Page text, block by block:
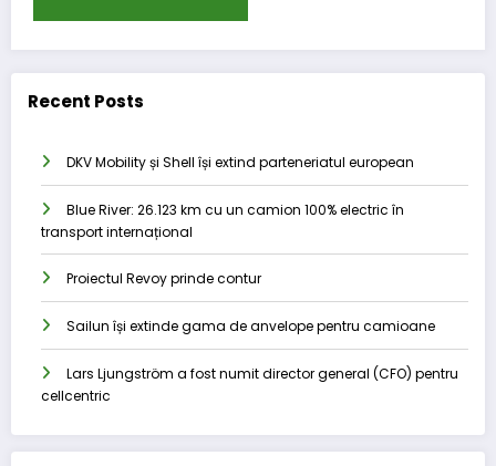
Recent Posts
DKV Mobility și Shell își extind parteneriatul european
Blue River: 26.123 km cu un camion 100% electric în
transport internațional
Proiectul Revoy prinde contur
Sailun își extinde gama de anvelope pentru camioane
Lars Ljungström a fost numit director general (CFO) pentru
cellcentric